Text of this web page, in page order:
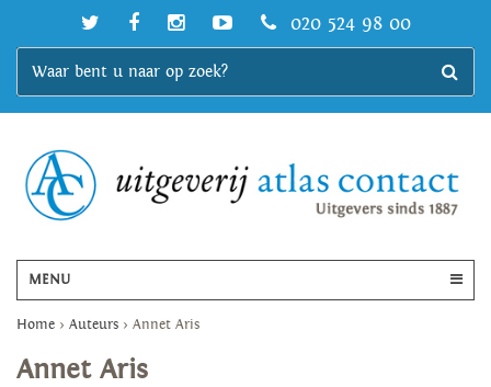
020 524 98 00
MENU
Home > Auteurs > Annet Aris
Annet Aris